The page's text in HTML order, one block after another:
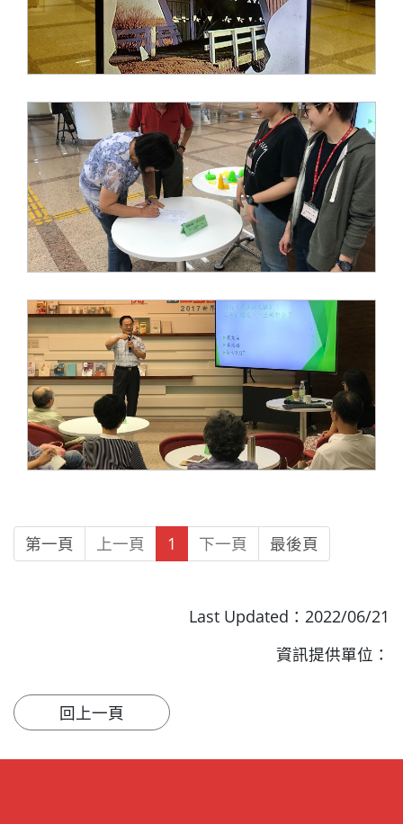
第一頁 上一頁 1 下一頁 最後頁
Last Updated：2022/06/21
資訊提供單位：